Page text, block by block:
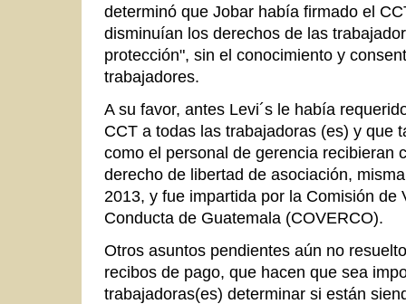
determinó que Jobar había firmado el
disminuían los derechos de las
protección", sin el conocimiento y
trabajadores.
A su favor, antes Levi´s le había
CCT a todas las trabajadoras (es) y que
como el personal de gerencia recibieran
derecho de libertad de asociación,
2013, y fue impartida por la Comisión de
Conducta de Guatemala (COVERCO).
Otros asuntos pendientes aún no
recibos de pago, que hacen que sea
trabajadoras(es) determinar si están